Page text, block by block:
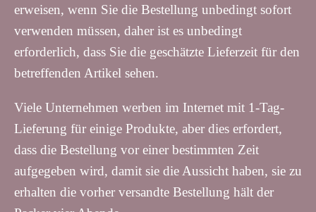
erweisen, wenn Sie die Bestellung unbedingt sofort
verwenden müssen, daher ist es unbedingt
erforderlich, dass Sie die geschätzte Lieferzeit für den
betreffenden Artikel sehen.
Viele Unternehmen werben im Internet mit 1-Tag-
Lieferung für einige Produkte, aber dies erfordert,
dass die Bestellung vor einer bestimmten Zeit
aufgegeben wird, damit sie die Aussicht haben, sie zu
erhalten die vorher versandte Bestellung hält der